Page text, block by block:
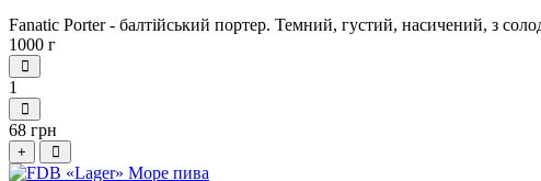
Fanatic Porter - балтійський портер. Темний, густий, насичений, з
1000 г
1
68 грн
+